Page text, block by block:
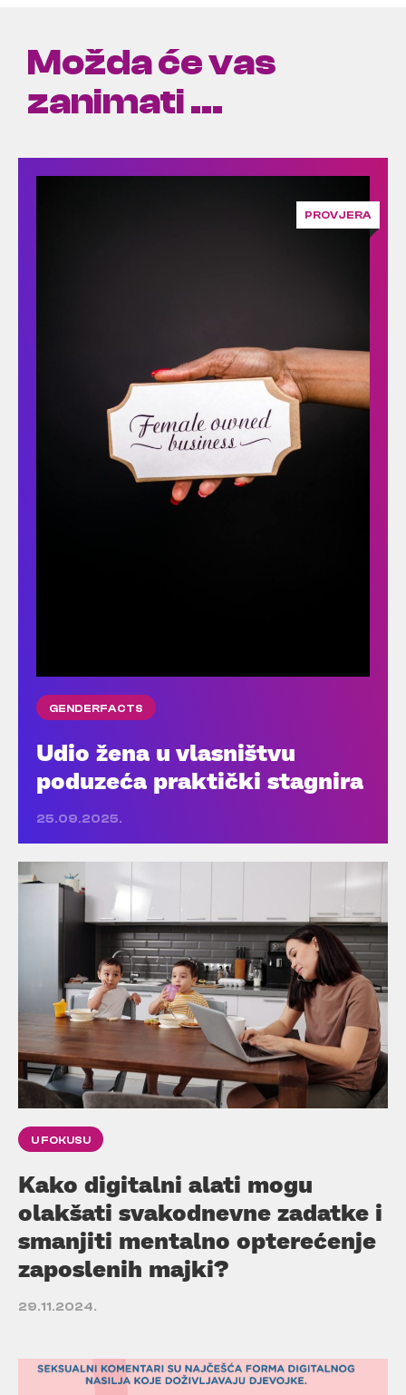
Možda će vas
zanimati ...
PROVJERA
GENDERFACTS
Udio žena u vlasništvu
poduzeća praktički stagnira
25.09.2025.
U FOKUSU
Kako digitalni alati mogu
olakšati svakodnevne zadatke i
smanjiti mentalno opterećenje
zaposlenih majki?
29.11.2024.